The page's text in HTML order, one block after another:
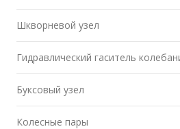
Шкворневой узел
Гидравлический гаситель
Буксовый узел
Колесные пары